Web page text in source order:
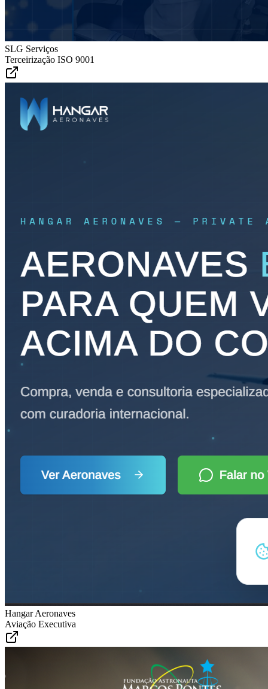
SLG Serviços
Terceirização ISO 9001
Hangar Aeronaves
Aviação Executiva